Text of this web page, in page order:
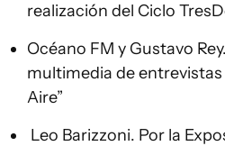
realización del Ciclo
Océano FM y Gustavo
multimedia de entrevistas
Aire”
Leo Barizzoni. Por la